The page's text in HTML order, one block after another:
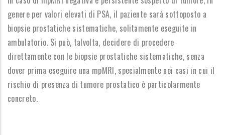
genere per valori elevati di PSA, il paziente sarà sottoposto a
biopsie prostatiche sistematiche, solitamente eseguite in
ambulatorio. Si può, talvolta, decidere di procedere
direttamente con le biopsie prostatiche sistematiche, senza
dover prima eseguire una mpMRI, specialmente nei casi in cui il
rischio di presenza di tumore prostatico è particolarmente
concreto.